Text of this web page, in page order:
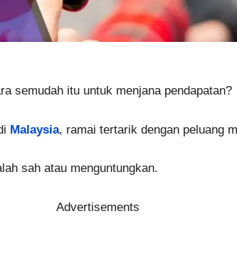
semudah itu untuk menjana pendapatan?
Malaysia, ramai tertarik dengan peluang
sah atau menguntungkan.
Advertisements